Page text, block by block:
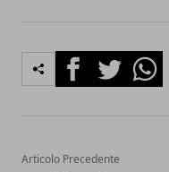
FacebookTwitter
Articolo Precedente